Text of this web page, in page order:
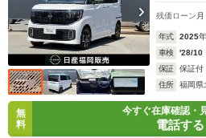
残価ローン 月
年式 2025年
車検
'28/10
保証
保証付
住所
福岡県
無
料
今すぐ在庫確認・
電話する